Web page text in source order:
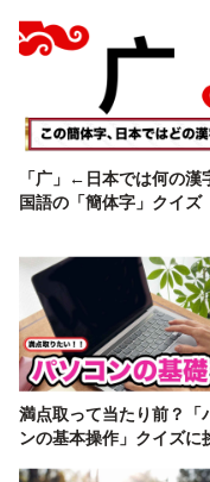
「广」←日本では何の漢
国語の「簡体字」クイズ
満点取って当たり前？「
ンの基本操作」クイズに